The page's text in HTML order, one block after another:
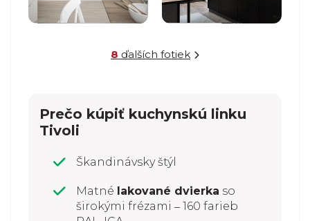
8 ďalších fotiek
Prečo kúpiť kuchynskú linku
Tivoli
Škandinávsky štýl
Matné lakované dvierka so
širokými frézami ‒ 160 farieb